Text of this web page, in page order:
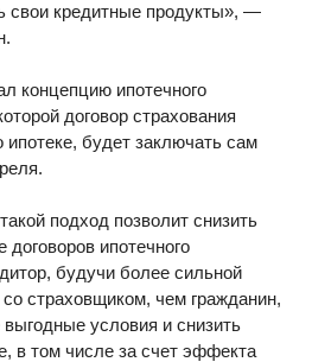
свои кредитные продукты», —
концепцию ипотечного
договор страхования
будет заключать сам
подход позволит снизить
ипотечного
будучи более сильной
со страховщиком, чем гражданин,
условия и снизить
в том числе за счет эффекта